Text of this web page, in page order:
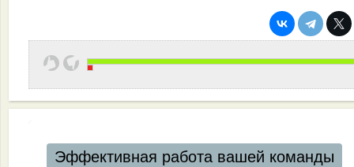
Эффективная работа вашей команды